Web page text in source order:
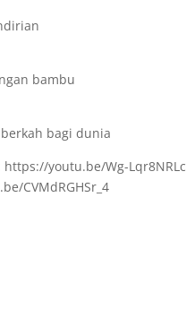
bambu
bagi dunia
youtu.be/Wg-Lqr8NRLc
CVMdRGHSr_4